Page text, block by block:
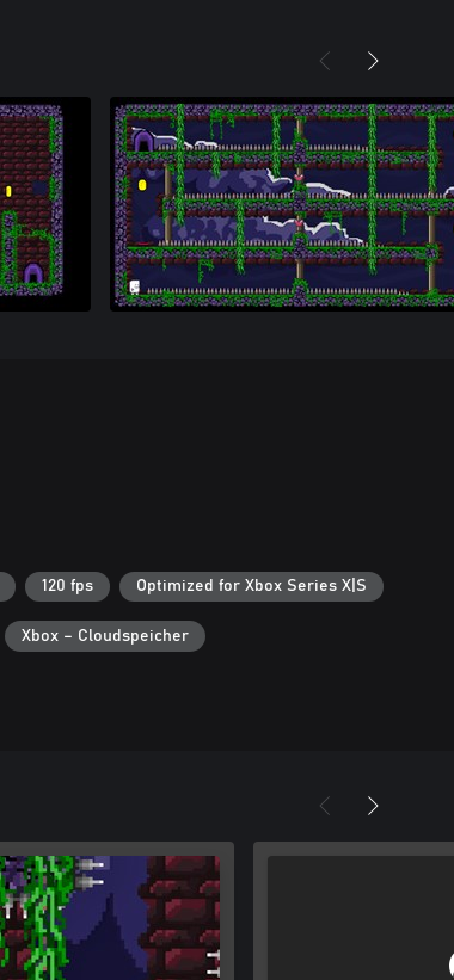
120 fps Optimized for Xbox Series X|S
Xbox – Cloudspeicher